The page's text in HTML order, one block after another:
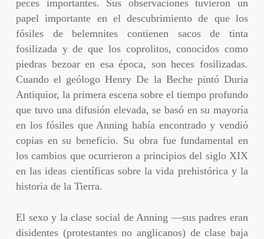
peces importantes. Sus observaciones tuvieron un
papel importante en el descubrimiento de que los
fósiles de belemnites contienen sacos de tinta
fosilizada y de que los coprolitos, conocidos como
piedras bezoar en esa época, son heces fosilizadas.
Cuando el geólogo Henry De la Beche pintó Duria
Antiquior, la primera escena sobre el tiempo profundo
que tuvo una difusión elevada, se basó en su mayoría
en los fósiles que Anning había encontrado y vendió
copias en su beneficio. Su obra fue fundamental en
los cambios que ocurrieron a principios del siglo XIX
en las ideas científicas sobre la vida prehistórica y la
historia de la Tierra.
El sexo y la clase social de Anning —sus padres eran
disidentes (protestantes no anglicanos) de clase baja